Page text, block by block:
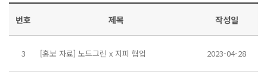
번호 제목 작성일
3 [홍보 자료] 노드그린 x 지피 협업 2023-04-28